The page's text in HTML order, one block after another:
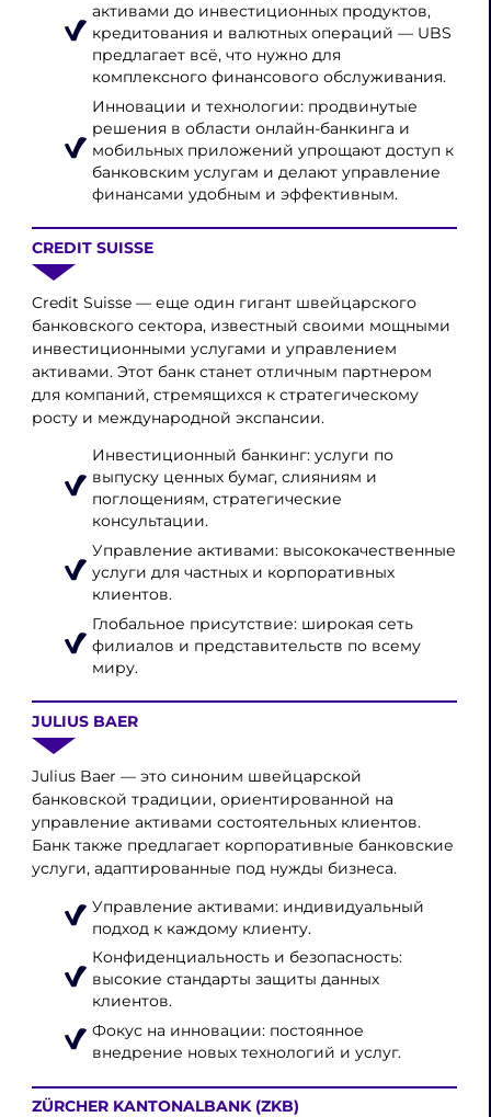
активами до инвестиционных продуктов,
кредитования и валютных операций — UBS
предлагает всё, что нужно для
комплексного финансового обслуживания.
Инновации и технологии: продвинутые
решения в области онлайн-банкинга и
мобильных приложений упрощают доступ к
банковским услугам и делают управление
финансами удобным и эффективным.
CREDIT SUISSE
Credit Suisse — еще один гигант швейцарского
банковского сектора, известный своими мощными
инвестиционными услугами и управлением
активами. Этот банк станет отличным партнером
для компаний, стремящихся к стратегическому
росту и международной экспансии.
Инвестиционный банкинг: услуги по
выпуску ценных бумаг, слияниям и
поглощениям, стратегические
консультации.
Управление активами: высококачественные
услуги для частных и корпоративных
клиентов.
Глобальное присутствие: широкая сеть
филиалов и представительств по всему
миру.
JULIUS BAER
Julius Baer — это синоним швейцарской
банковской традиции, ориентированной на
управление активами состоятельных клиентов.
Банк также предлагает корпоративные банковские
услуги, адаптированные под нужды бизнеса.
Управление активами: индивидуальный
подход к каждому клиенту.
Конфиденциальность и безопасность:
высокие стандарты защиты данных
клиентов.
Фокус на инновации: постоянное
внедрение новых технологий и услуг.
ZÜRCHER KANTONALBANK (ZKB)